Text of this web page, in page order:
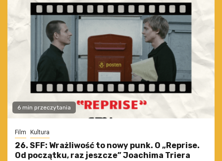
6 min przeczytania
Film Kultura
26. SFF: Wrażliwość to nowy punk. O „Reprise.
Od początku, raz jeszcze” Joachima Triera